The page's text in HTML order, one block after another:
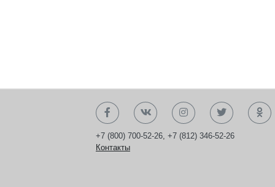
+7 (800) 700-52-26, +7 (812) 346-52-26
Контакты